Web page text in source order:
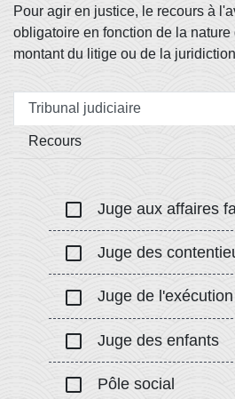
Pour agir en justice, le recours à
obligatoire en fonction de la nature
montant du litige ou de la
Tribunal judiciaire
Recours
check_box_outline_blank Juge aux affaires
check_box_outline_blank Juge des
check_box_outline_blank Juge de l'exécution
check_box_outline_blank Juge des enfants
check_box_outline_blank Pôle social